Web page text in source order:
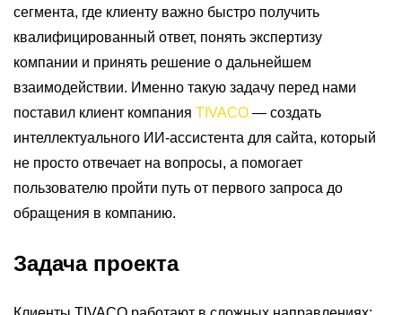
сегмента, где клиенту важно быстро получить
квалифицированный ответ, понять экспертизу
компании и принять решение о дальнейшем
взаимодействии. Именно такую задачу перед нами
поставил клиент компания TIVACO — создать
интеллектуального ИИ-ассистента для сайта, который
не просто отвечает на вопросы, а помогает
пользователю пройти путь от первого запроса до
обращения в компанию.
Задача проекта